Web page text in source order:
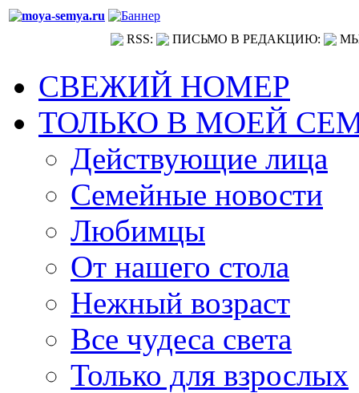
RSS: ПИСЬМО В РЕДАКЦИЮ:
СВЕЖИЙ НОМЕР
ТОЛЬКО В МОЕЙ
Действующие лица
Семейные новости
Любимцы
От нашего стола
Нежный возраст
Все чудеса света
Только для взрослых